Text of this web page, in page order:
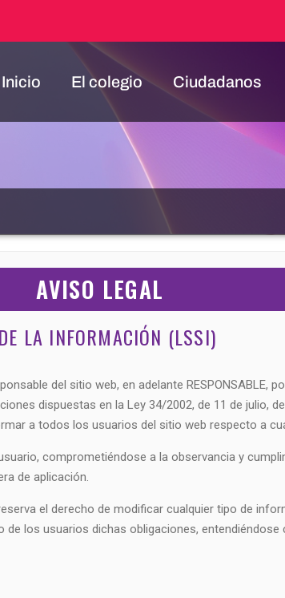
Inicio El colegio Ciudadanos
AVISO LEGAL
LA INFORMACIÓN (LSSI)
del sitio web, en adelante
dispuestas en la Ley 34/2002, de 11 de julio,
a todos los usuarios del sitio web respecto a
comprometiéndose a la observancia y
de aplicación.
reserva el derecho de modificar cualquier tipo de
los usuarios dichas obligaciones,